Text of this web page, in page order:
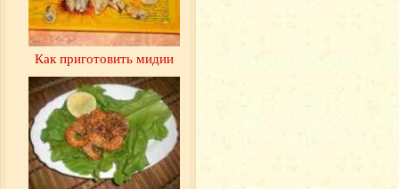
Как приготовить мидии